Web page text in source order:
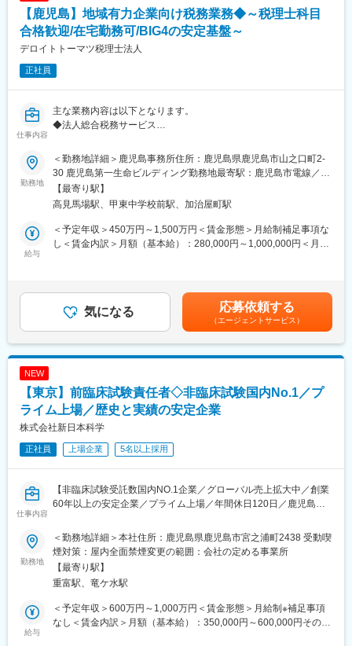
■扱うサービス
公共施設（病院・庁舎・学校・美術館等）、商業施設、教育文化
が活躍。各部門と連携しながら業務を進める体制です。
鹿児島県を代表する建築物に携わることができ、長年培った高い
技術力を実践で学べます。直行直帰や毎日自宅へ帰れる勤務形態
で、働きやすい環境が整っています。
入社後はOJTを中心に、先輩社員と現場を回りながら業務を習
得。資格取得支援や手当も充実しています。
残業月30時間以内、社宅・家賃補助制度あり。マイカー通勤可、
転勤なし。
施工管理技士として経験を積みながら、将来的には現場責任者や
■企業の特徴/魅力
創業91年の信頼と実績を誇る当社は、鹿児島に根差し、地域に貢
献する建築を手掛けています。働く環境や待遇面も整備し、安心
変更の範囲：会社の定める業務
【鹿児島】地域有力企業向け税務業務◆～税理士科目
合格歓迎/在宅勤務可/BIG4の安定基盤～
デロイトトーマツ税理士法人
正社員
仕事内容
主な業務内容は以下となります。
◆法人総合税務サービス
ンス業務を幅広く提供します。
・法人に係る全般的な税務相談
・法人税・消費税・法人地方税の申告書作成またはレビュー
・税務調査の立会い
・法人の予実績管理を含む記帳代行業務
・財務数値をベースとした経営者へのアドバイス
・組織再編税務コンサルティング
・企業オーナーの所得税・贈与税・相続税申告及びコンサルティ
ング
■特徴/魅力
クライアントの近くで寄り添う主治医としての立場で、法人税の
申告業務だけでなく、様々な側面からクライアントをサポートし
組織再編、経営承継サポート、個人資産税等の幅広い税務アドバ
また、デロイト トーマツグループ内の公認会計士、コンサルタン
ト等の多様な専門家と連携して業務提供する機会も多くありま
クライアントは、ベンチャー企業から上場企業まで規模も業種も
様々で、クライアントの成長をサポートすることで、クライアン
トとともに成長できる、経営者から頼られるパートナーとなるこ
とができる仕事です。
を保有するメンバーと協働し、ご自身のスキルや知見を磨ける環
境があります。
勤務地
＜勤務地詳細＞鹿児島事務所住所：鹿児島県鹿児島市山之口町2-
30 鹿児島第一生命ビルディング勤務地最寄駅：鹿児島市電線／甲
東中学校前駅受動喫煙対策：屋内全面禁煙変更の範囲：会社の定
める事業所
【最寄り駅】
高見馬場駅、甲東中学校前駅、加治屋町駅
給与
＜予定年収＞450万円～1,500万円＜賃金形態＞月給制補足事項な
し＜賃金内訳＞月額（基本給）：280,000円～1,000,000円＜月給
昇給：年1回※残業30時間想定*のモデル年収：アソシエイト：
3,650,920円～、シニアアソシエイト：6,494,480円～ *法人平均
残業時間で想定賃金はあくまでも目安の金額であり、選考を通じ
て上下する可能性があります。月給(月額)は固定手当を含めた表記
です。
気になる 応募依頼する
（エージェントサービス）
NEW
【東京】前臨床試験責任者◇非臨床試験国内No.1／プ
ライム上場／歴史と実績の安定企業
株式会社新日本科学
正社員 上場企業 5名以上採用
仕事内容
【非臨床試験受託数国内NO.1企業／グローバル売上拡大中／創業
60年以上の安定企業／プライム上場／年間休日120日／鹿児島
充実】
■業務内容：
前臨床の安全性試験（動物実験）の試験責任者としての業務をお
任せします。（主に一般毒性試験）
■当社について：
勤務地
＜勤務地詳細＞本社住所：鹿児島県鹿児島市宮之浦町2438 受動喫
煙対策：屋内全面禁煙変更の範囲：会社の定める事業所
【最寄り駅】
重富駅、竜ケ水駅
給与
＜予定年収＞600万円～1,000万円＜賃金形態＞月給制※補足事項
なし＜賃金内訳＞月額（基本給）：350,000円～600,000円その他